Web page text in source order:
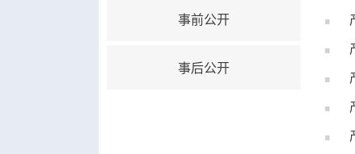
事前公开
事后公开